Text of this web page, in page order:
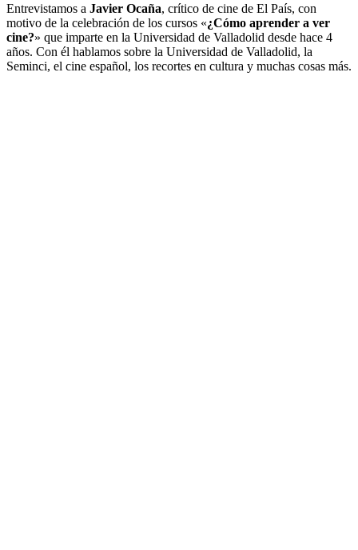
Entrevistamos a Javier Ocaña, crítico de cine de El País, con
motivo de la celebración de los cursos «¿Cómo aprender a ver
cine?» que imparte en la Universidad de Valladolid desde hace 4
años. Con él hablamos sobre la Universidad de Valladolid, la
Seminci, el cine español, los recortes en cultura y muchas cosas más.